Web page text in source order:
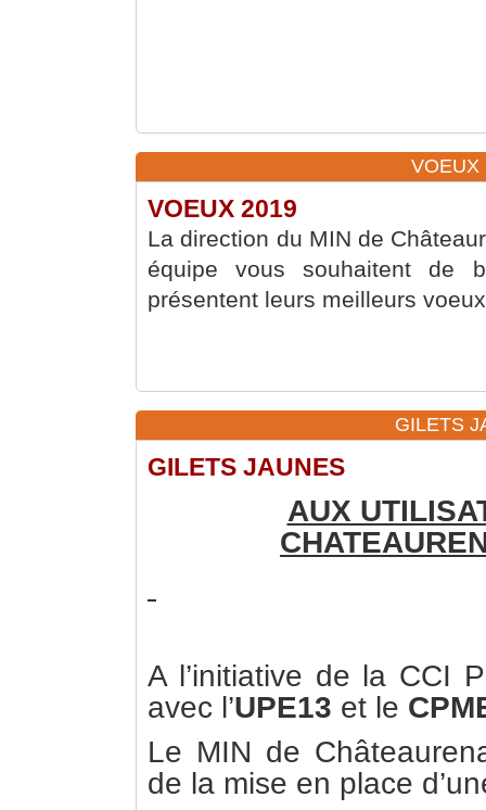
VOEUX
VOEUX 2019
La direction du MIN de
équipe vous souhaitent de
présentent leurs meilleurs
GILETS
GILETS JAUNES
AUX
A l’initiative de la CCI
avec l’UPE13 et le
Le MIN de
de la mise en place